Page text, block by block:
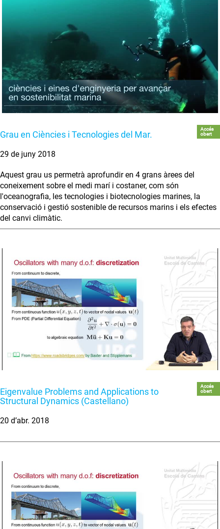
Grau en Ciències i Tecnologies del Mar.
Accés
obert
29 de juny 2018
Aquest grau us permetrà aprofundir en 4 grans àrees del
coneixement sobre el medi marí i costaner, com són
l'oceanografia, les tecnologies i biotecnologies marines, la
conservació i gestió sostenible de recursos marins i els efectes
del canvi climàtic.
Eigenvalue Problems and Applications to
Structural Dynamics (Castellano)
Accés
obert
20 d’abr. 2018